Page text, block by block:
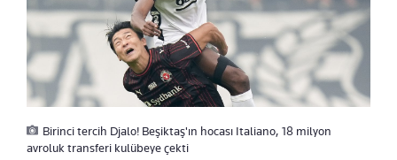
Birinci tercih Djalo! Beşiktaş'ın hocası Italiano, 18 milyon
avroluk transferi kulübeye çekti